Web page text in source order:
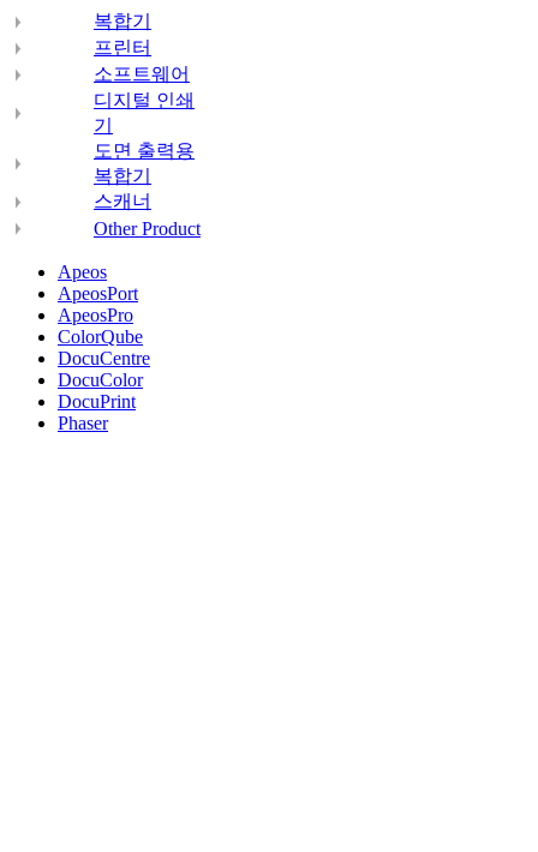
복합기
프린터
소프트웨어
디지털 인쇄
기
도면 출력용
복합기
스캐너
Other Product
Apeos
ApeosPort
ApeosPro
ColorQube
DocuCentre
DocuColor
DocuPrint
Phaser